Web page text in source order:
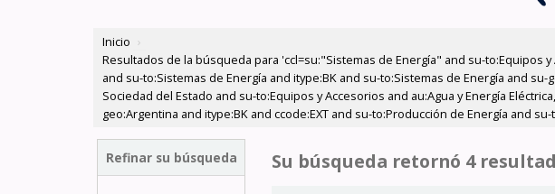
Inicio ›
Resultados de la búsqueda para 'ccl=su:"Sistemas de Energía" and su-to:Equipos y
and su-to:Sistemas de Energía and itype:BK and su-to:Sistemas de Energía and
Sociedad del Estado and su-to:Equipos y Accesorios and au:Agua y Energía
geo:Argentina and itype:BK and ccode:EXT and su-to:Producción de Energía and
Refinar su búsqueda Su búsqueda retornó 4